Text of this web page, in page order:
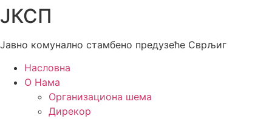
Скочите
на
садржај
ЈКСП
Јавно комунално стамбено предузеће Сврљиг
Насловна
О Нама
Организациона шема
Дирекор